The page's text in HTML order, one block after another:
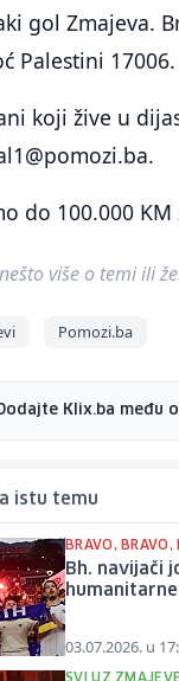
gol Zmajeva.
Palestini 17006.
koji žive u
.
do 100.000
više o temi ili
Pomozi.ba
Klix.ba među
istu temu
BRAVO, BRAVO,
Bh. navijači
03.07.2026. u
SVI UZ ZMAJEVE